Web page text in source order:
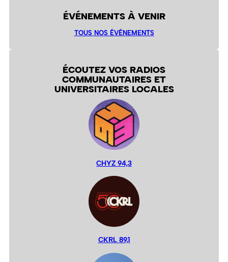
ÉVÉNEMENTS À VENIR
TOUS NOS ÉVÉNEMENTS
ÉCOUTEZ VOS RADIOS
COMMUNAUTAIRES ET
UNIVERSITAIRES LOCALES
CHYZ 94,3
CKRL 89,1